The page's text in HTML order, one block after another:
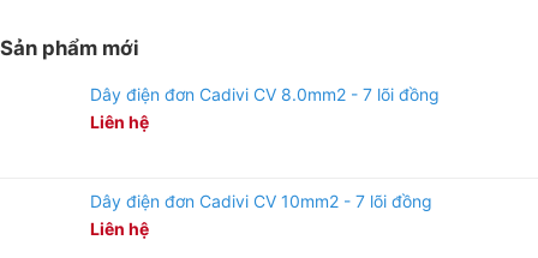
Sản phẩm mới
Dây điện đơn Cadivi CV 8.0mm2 - 7 lõi đồng
Liên hệ
Dây điện đơn Cadivi CV 10mm2 - 7 lõi đồng
Liên hệ